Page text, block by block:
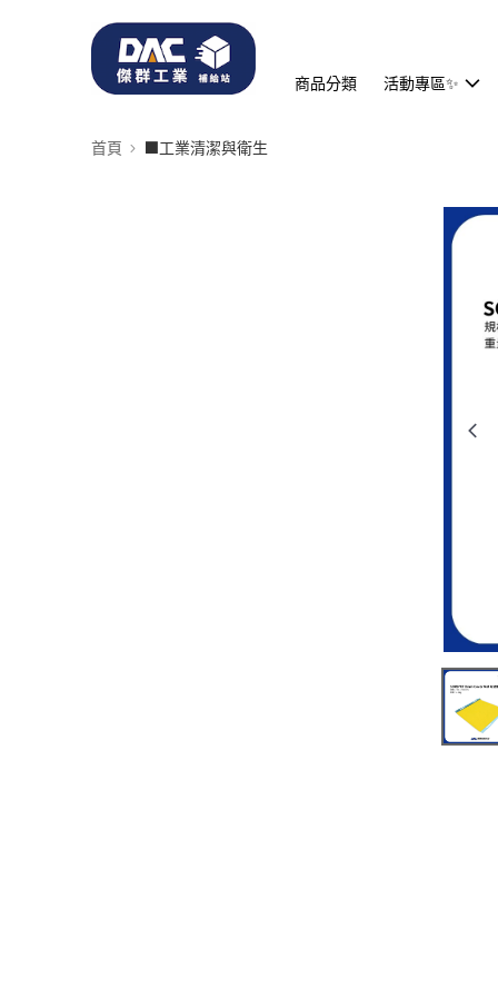
商品分類 活動專區✨
首頁 ⬛工業清潔與衛生